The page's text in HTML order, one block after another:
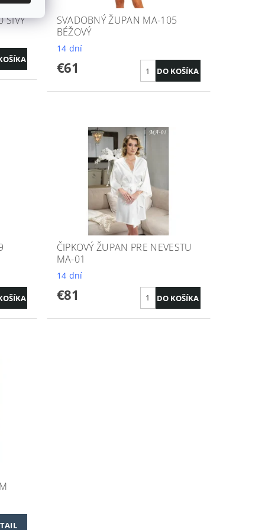
SIVÝ
SVADOBNÝ ŽUPAN MA-105
BÉŽOVÝ
14 dní
€61
ČIPKOVÝ ŽUPAN PRE NEVESTU
MA-01
14 dní
€81